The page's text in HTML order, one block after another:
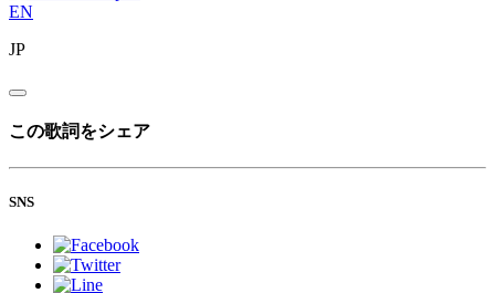
EN
JP
この歌詞をシェア
SNS